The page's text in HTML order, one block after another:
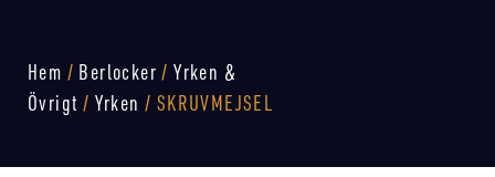
Hem / Berlocker /Yrken &
Övrigt / Yrken / SKRUVMEJSEL